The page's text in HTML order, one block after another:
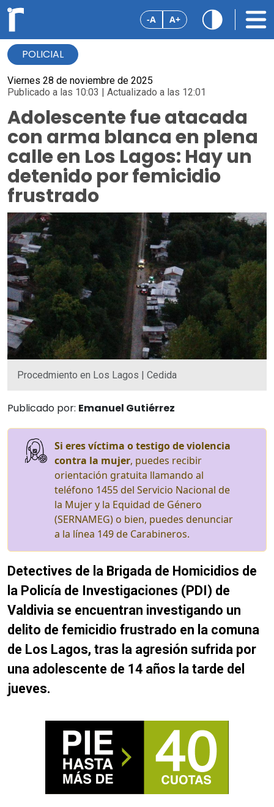
-A A+
POLICIAL
Viernes 28 de noviembre de 2025
Publicado a las 10:03 | Actualizado a las 12:01
Adolescente fue atacada
con arma blanca en plena
calle en Los Lagos: Hay un
detenido por femicidio
frustrado
Procedmiento en Los Lagos | Cedida
Publicado por: Emanuel Gutiérrez
Si eres víctima o testigo de violencia
contra la mujer, puedes recibir
orientación gratuita llamando al
teléfono 1455 del Servicio Nacional de
la Mujer y la Equidad de Género
(SERNAMEG) o bien, puedes denunciar
a la línea 149 de Carabineros.
Detectives de la Brigada de Homicidios de
la Policía de Investigaciones (PDI) de
Valdivia se encuentran investigando un
delito de femicidio frustrado en la comuna
de Los Lagos, tras la agresión sufrida por
una adolescente de 14 años la tarde del
jueves.